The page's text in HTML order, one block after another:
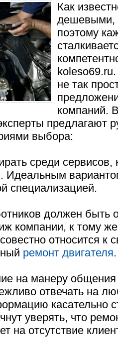
Как
дешевыми,
поэтому
не так
компаний.
предлагают
выбора:
среди
Идеальным
специализацией.
должен быть
компании, к тому
относится к
ремонт двигателя.
на манеру
отвечать на
касательно
уверять, что
на отсутствие